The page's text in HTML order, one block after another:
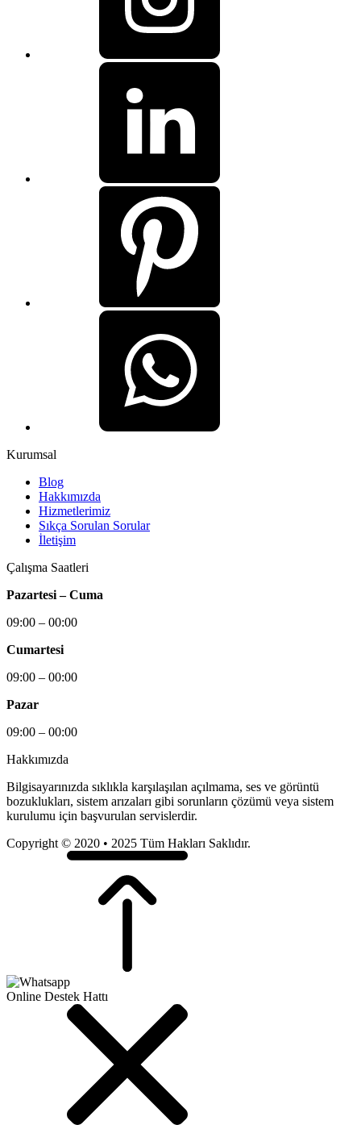
Kurumsal
Blog
Hakkımızda
Hizmetlerimiz
Sıkça Sorulan Sorular
İletişim
Çalışma Saatleri
Pazartesi – Cuma
09:00 – 00:00
Cumartesi
09:00 – 00:00
Pazar
09:00 – 00:00
Hakkımızda
Bilgisayarınızda sıklıkla karşılaşılan açılmama, ses ve görüntü
bozuklukları, sistem arızaları gibi sorunların çözümü veya sistem
kurulumu için başvurulan servislerdir.
Copyright © 2020 • 2025 Tüm Hakları Saklıdır.
Online Destek Hattı